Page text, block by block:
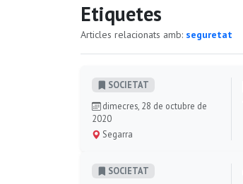
Etiquetes
Articles relacionats amb: seguretat
SOCIETAT
dimecres, 28 de octubre de
2020
Segarra
SOCIETAT